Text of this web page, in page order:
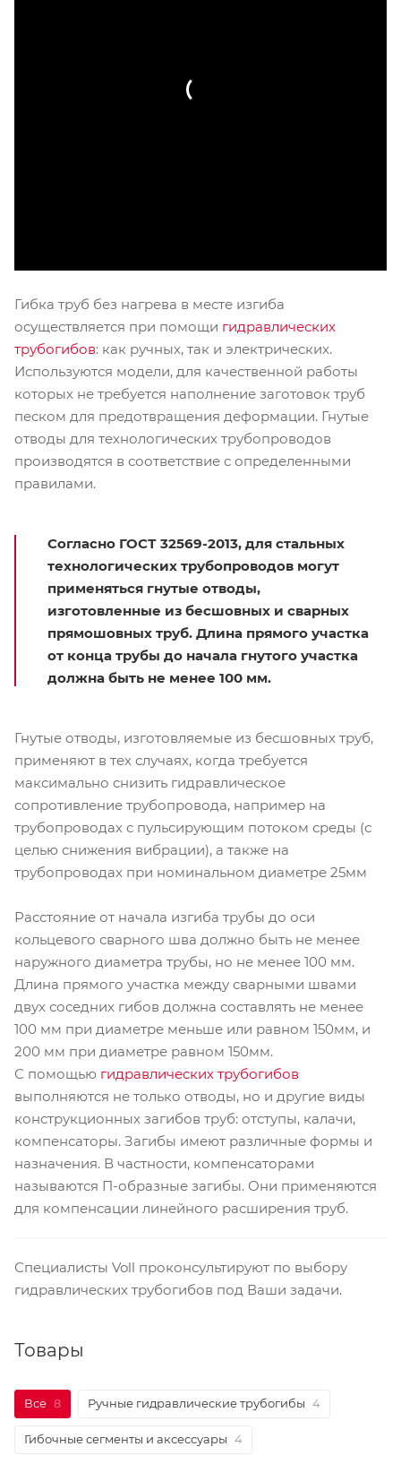
Гибка труб без нагрева в месте изгиба
осуществляется при помощи гидравлических
трубогибов: как ручных, так и электрических.
Используются модели, для качественной работы
которых не требуется наполнение заготовок труб
песком для предотвращения деформации. Гнутые
отводы для технологических трубопроводов
производятся в соответствие с определенными
правилами.
Согласно ГОСТ 32569-2013, для стальных
технологических трубопроводов могут
применяться гнутые отводы,
изготовленные из бесшовных и сварных
прямошовных труб. Длина прямого участка
от конца трубы до начала гнутого участка
должна быть не менее 100 мм.
Гнутые отводы, изготовляемые из бесшовных труб,
применяют в тех случаях, когда требуется
максимально снизить гидравлическое
сопротивление трубопровода, например на
трубопроводах с пульсирующим потоком среды (с
целью снижения вибрации), а также на
трубопроводах при номинальном диаметре 25мм
Расстояние от начала изгиба трубы до оси
кольцевого сварного шва должно быть не менее
наружного диаметра трубы, но не менее 100 мм.
Длина прямого участка между сварными швами
двух соседних гибов должна составлять не менее
100 мм при диаметре меньше или равном 150мм, и
200 мм при диаметре равном 150мм.
С помощью гидравлических трубогибов
выполняются не только отводы, но и другие виды
конструкционных загибов труб: отступы, калачи,
компенсаторы. Загибы имеют различные формы и
назначения. В частности, компенсаторами
называются П-образные загибы. Они применяются
для компенсации линейного расширения труб.
Специалисты Voll проконсультируют по выбору
гидравлических трубогибов под Ваши задачи.
Товары
Все 8 Ручные гидравлические трубогибы 4
Гибочные сегменты и аксессуары 4